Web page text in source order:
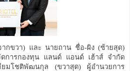
กขวา) และ นายถาน ชื่อ-ผิง (ซ้ายสุด)
ดการกองทุน แลนด์ แอนด์ เฮ้าส์ จำกัด
มโชติพัฒนกุล (ขวาสุด) ผู้อำนวยการ